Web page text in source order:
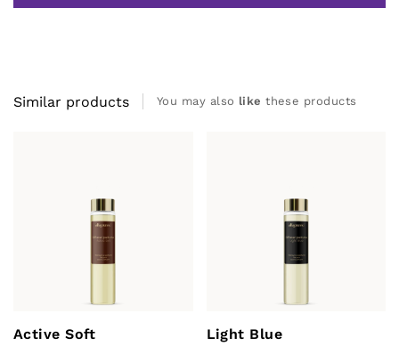
Similar products You may also like these products
Active Soft Light Blue